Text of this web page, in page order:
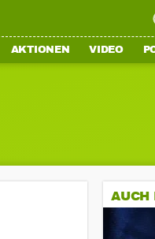
AKTIONEN VIDEO
AUCH